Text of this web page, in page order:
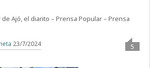
Ajó, el diarito – Prensa Popular – Prensa
23/7/2024 5